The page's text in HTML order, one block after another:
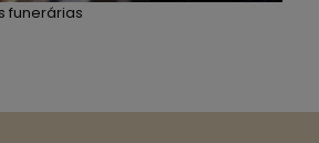
funerárias